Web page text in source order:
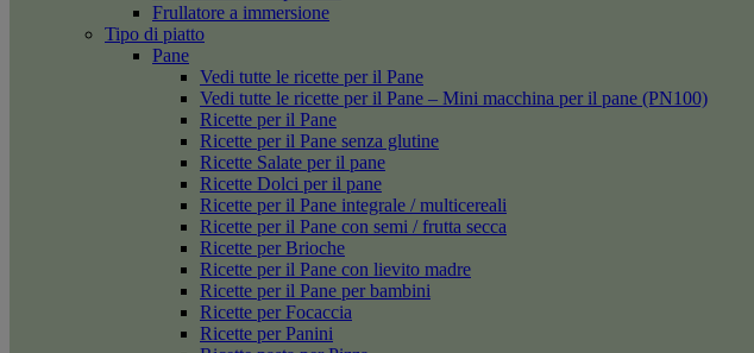
Frullatore a immersione
Tipo di piatto
Pane
Vedi tutte le ricette per il Pane
Vedi tutte le ricette per il Pane – Mini macchina per il pane (PN100)
Ricette per il Pane
Ricette per il Pane senza glutine
Ricette Salate per il pane
Ricette Dolci per il pane
Ricette per il Pane integrale / multicereali
Ricette per il Pane con semi / frutta secca
Ricette per Brioche
Ricette per il Pane con lievito madre
Ricette per il Pane per bambini
Ricette per Focaccia
Ricette per Panini